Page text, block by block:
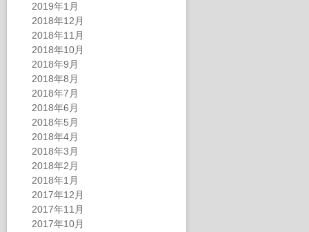
2019年1月
2018年12月
2018年11月
2018年10月
2018年9月
2018年8月
2018年7月
2018年6月
2018年5月
2018年4月
2018年3月
2018年2月
2018年1月
2017年12月
2017年11月
2017年10月